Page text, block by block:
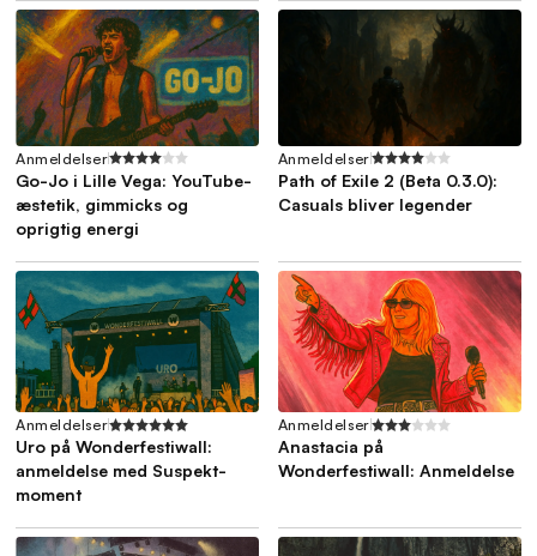
Anmeldelser
Go-Jo i Lille Vega: YouTube-
æstetik, gimmicks og
oprigtig energi
Anmeldelser
Path of Exile 2 (Beta 0.3.0):
Casuals bliver legender
Anmeldelser
Uro på Wonderfestiwall:
anmeldelse med Suspekt-
moment
Anmeldelser
Anastacia på
Wonderfestiwall: Anmeldelse